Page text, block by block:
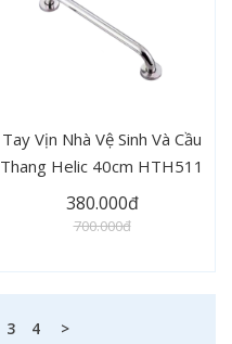
Tay Vịn Nhà Vệ Sinh Và Cầu
Thang Helic 40cm HTH511
380.000đ
700.000đ
3 4 >